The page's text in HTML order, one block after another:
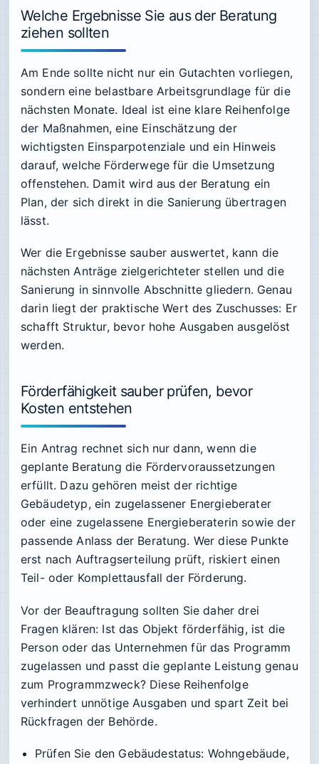
Welche Ergebnisse Sie aus der Beratung
ziehen sollten
Am Ende sollte nicht nur ein Gutachten vorliegen,
sondern eine belastbare Arbeitsgrundlage für die
nächsten Monate. Ideal ist eine klare Reihenfolge
der Maßnahmen, eine Einschätzung der
wichtigsten Einsparpotenziale und ein Hinweis
darauf, welche Förderwege für die Umsetzung
offenstehen. Damit wird aus der Beratung ein
Plan, der sich direkt in die Sanierung übertragen
lässt.
Wer die Ergebnisse sauber auswertet, kann die
nächsten Anträge zielgerichteter stellen und die
Sanierung in sinnvolle Abschnitte gliedern. Genau
darin liegt der praktische Wert des Zuschusses: Er
schafft Struktur, bevor hohe Ausgaben ausgelöst
werden.
Förderfähigkeit sauber prüfen, bevor
Kosten entstehen
Ein Antrag rechnet sich nur dann, wenn die
geplante Beratung die Fördervoraussetzungen
erfüllt. Dazu gehören meist der richtige
Gebäudetyp, ein zugelassener Energieberater
oder eine zugelassene Energieberaterin sowie der
passende Anlass der Beratung. Wer diese Punkte
erst nach Auftragserteilung prüft, riskiert einen
Teil- oder Komplettausfall der Förderung.
Vor der Beauftragung sollten Sie daher drei
Fragen klären: Ist das Objekt förderfähig, ist die
Person oder das Unternehmen für das Programm
zugelassen und passt die geplante Leistung genau
zum Programmzweck? Diese Reihenfolge
verhindert unnötige Ausgaben und spart Zeit bei
Rückfragen der Behörde.
Prüfen Sie den Gebäudestatus: Wohngebäude,